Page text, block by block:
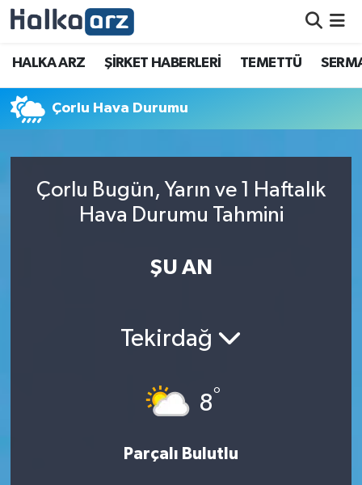
HALKA ARZ ŞİRKET HABERLERİ TEMETTÜ
Çorlu Hava Durumu
Çorlu Bugün, Yarın ve 1 Haftalık
Hava Durumu Tahmini
ŞU AN
Tekirdağ
8°
Parçalı Bulutlu
HALKA ARZ
SERMAYE ARTIRIMI
TEMETTÜ
İletişim